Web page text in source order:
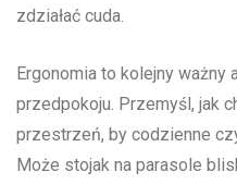
zdziałać cuda.
Ergonomia ⁤to kolejny
przedpokoju. ​Przemyśl, ‌jak
przestrzeń, ⁤by codzienne
Może⁣ stojak na​ parasole